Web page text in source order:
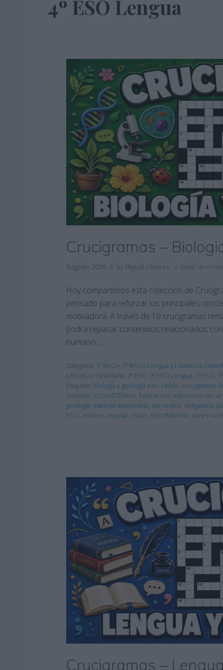
4º ESO Lengua
Crucigramas –
6 agosto 2026 // by Miguel Olivares // Dejar un
Hoy compartimos esta colección de
pensado para reforzar los principales
motivadora. A través de 10 crucigramas
podrá repasar contenidos relacionados
humano, …
Categoría: 1º BACH, 1º BACH Lengua y Literatura
Literatura Castellana, 2º ESO, 2º ESO Lengua, 3º ESO,
Etiqueta: biología y geología eso, célula, crucigramas
humano, ECOSISTEMAS, Educación, educación
geología, material imprimible, minerales, obligatoria,
ESO., relieve, repasar, rocas, SECUNDARIA, seres
Crucigramas –